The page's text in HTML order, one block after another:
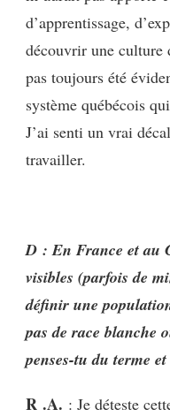
d’apprentissage,
découvrir une culture
pas toujours été
système québécois
J’ai senti un vrai
travailler.
D : En France et au
visibles (parfois de
définir une
pas de race blanche
penses-tu du terme
R .A. : Je déteste